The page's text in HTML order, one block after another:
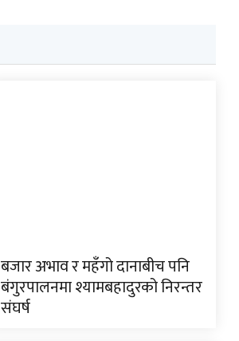
बजार अभाव र महँगो दानाबीच पनि
बंगुरपालनमा श्यामबहादुरको निरन्तर
संघर्ष